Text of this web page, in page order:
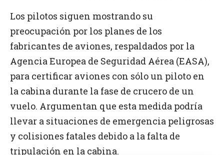
Los pilotos siguen mostrando su
preocupación por los planes de los
fabricantes de aviones, respaldados por la
Agencia Europea de Seguridad Aérea (EASA),
para certificar aviones con sólo un piloto en
la cabina durante la fase de crucero de un
vuelo. Argumentan que esta medida podría
llevar a situaciones de emergencia peligrosas
y colisiones fatales debido a la falta de
tripulación en la cabina.